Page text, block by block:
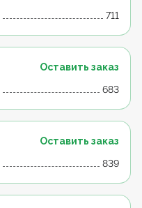
711
Оставить заказ
683
Оставить заказ
839